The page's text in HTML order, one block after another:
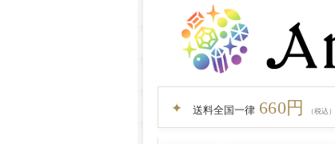
✦ 送料全国一律 660円 （税込）